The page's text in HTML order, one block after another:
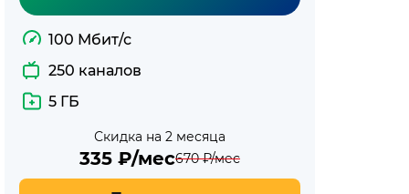
100 Мбит/с
250 каналов
5 ГБ
Скидка на 2 месяца
335 ₽/мес670₽/мес